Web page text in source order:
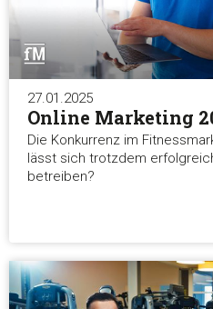
27.01.2025
Online Marketing
Die Konkurrenz im
lässt sich trotzdem
betreiben?